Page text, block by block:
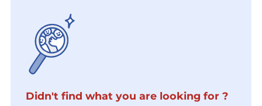
Didn't find what you are looking for ?